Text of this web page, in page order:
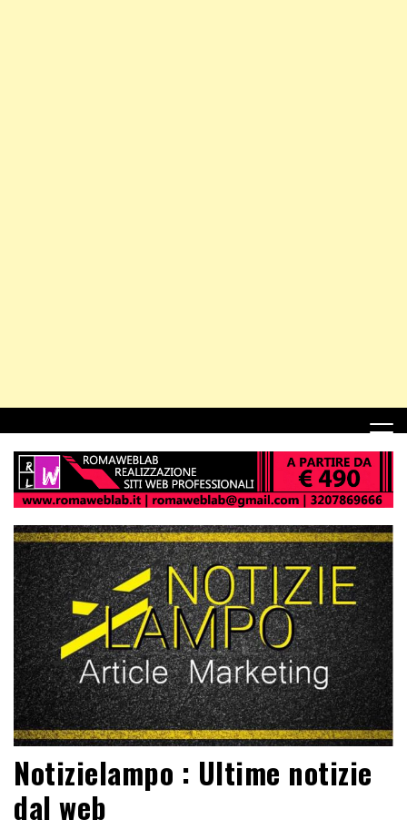
Notizielampo : Ultime notizie
dal web